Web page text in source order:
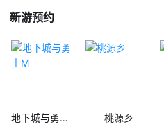
新游预约
地下城与勇士M 桃源乡